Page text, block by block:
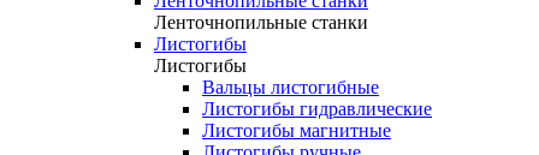
Ленточнопильные станки
Листогибы
Листогибы
Вальцы листогибные
Листогибы гидравлические
Листогибы магнитные